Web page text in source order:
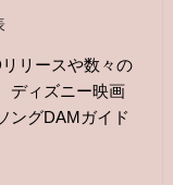
リースや数々の
ディズニー映画
ングDAMガイド